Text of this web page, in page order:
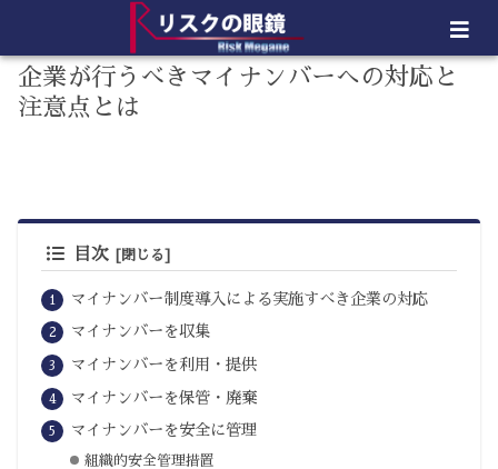
企業が行うべきマイナンバーへの対応と
注意点とは
目次
マイナンバー制度導入による実施すべき企業の対応
マイナンバーを収集
マイナンバーを利用・提供
マイナンバーを保管・廃棄
マイナンバーを安全に管理
組織的安全管理措置